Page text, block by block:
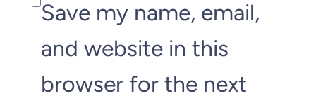
Save my name, email,
and website in this
browser for the next